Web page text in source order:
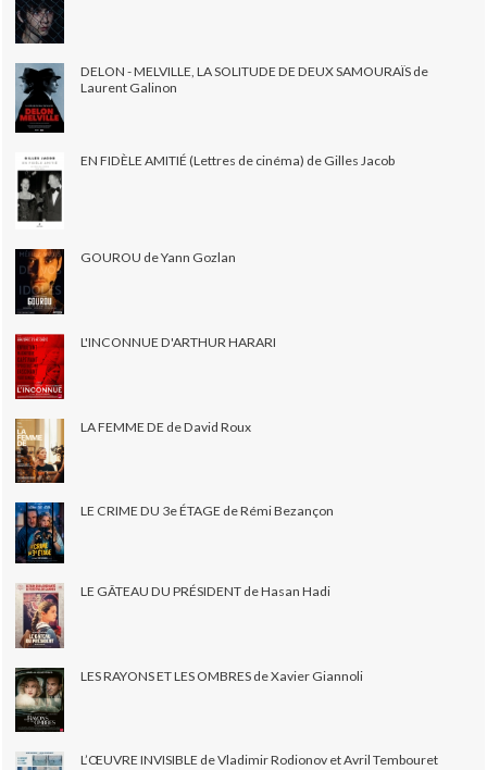
DELON - MELVILLE, LA SOLITUDE DE DEUX SAMOURAÏS de
Laurent Galinon
EN FIDÈLE AMITIÉ (Lettres de cinéma) de Gilles Jacob
GOUROU de Yann Gozlan
L'INCONNUE D'ARTHUR HARARI
LA FEMME DE de David Roux
LE CRIME DU 3e ÉTAGE de Rémi Bezançon
LE GÂTEAU DU PRÉSIDENT de Hasan Hadi
LES RAYONS ET LES OMBRES de Xavier Giannoli
L’ŒUVRE INVISIBLE de Vladimir Rodionov et Avril Tembouret